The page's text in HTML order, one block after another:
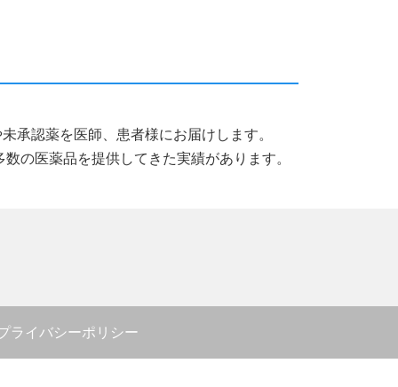
承認薬を医師、患者様にお届けします。
の医薬品を提供してきた実績があります。
ライバシーポリシー